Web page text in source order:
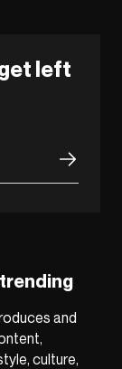
left
and
culture,